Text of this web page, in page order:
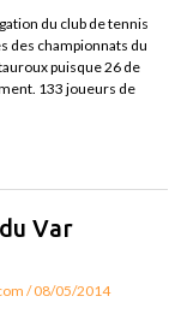
du club de tennis
des championnats du
puisque 26 de
133 joueurs de
Var
/08/05/2014